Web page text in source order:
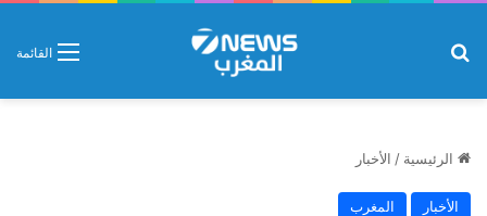
القائمة
الرئيسية / الأخبار
الأخبار المغرب